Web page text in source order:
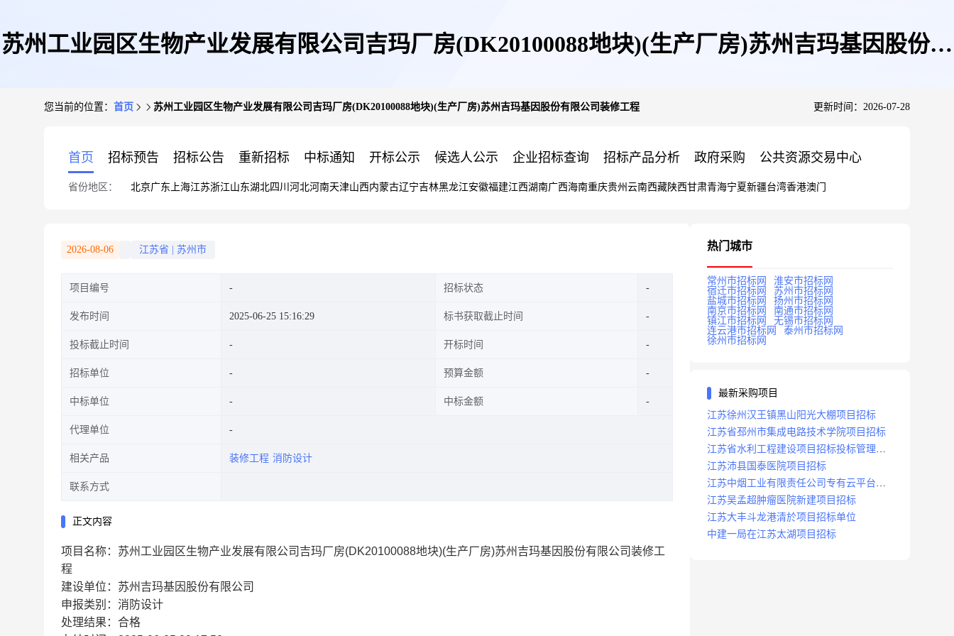
苏州工业园区生物产业发展有限公司吉玛厂房(DK20100088地块)(生产厂房)苏州吉玛基因股份有
您当前的位置： 首页 苏州工业园区生物产业发展有限公司吉玛厂房(DK20100088地块)(生产厂房)苏州吉玛基因股份有限公司装修工程 更新时间：2026-07-28
首页 招标预告 招标公告 重新招标 中标通知 开标公示 候选人公示 企业招标查询 招标产品分析 政府采购 公共资源交易中心
省份地区： 北京广东 上海江苏浙江山东湖北四川 河北河南天津山西内蒙古辽宁吉林黑龙江安徽福建江西湖南广西海南重庆贵州 云南西藏陕西甘肃青海宁夏新疆台湾香港澳门
2026-08-06 江苏省 苏州市
项目编号 招标状态
发布时间 2025-06-25 15:16:29 标书获取截止时间
投标截止时间 开标时间
招标单位 预算金额
中标单位 中标金额
代理单位
相关产品 装修工程 消防设计
联系方式
正文内容
项目名称：苏州工业园区生物产业发展有限公司吉玛厂房(DK20100088地块)(生产厂房)苏州吉玛基因股份有限公司装修工
程
建设单位：苏州吉玛基因股份有限公司
申报类别：消防设计
处理结果：合格
热门城市
常州市招标网
淮安市招标网
宿迁市招标网
苏州市招标网
盐城市招标网
扬州市招标网
南京市招标网
南通市招标网
镇江市招标网
无锡市招标网
连云港市招标网
泰州市招标网
徐州市招标网
最新采购项目
江苏徐州汉王镇黑山阳光大棚项目招标
江苏省邳州市集成电路技术学院项目招标
江苏省水利工程建设项目招标投标管理办
法
江苏沛县国泰医院项目招标
江苏中烟工业有限责任公司专有云平台扩
容项目招标
江苏吴孟超肿瘤医院新建项目招标
江苏大丰斗龙港清於项目招标单位
中建一局在江苏太湖项目招标